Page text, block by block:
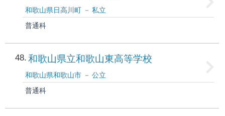
和歌山県日高川町
私立
普通科
48 和歌山県立和歌山東高等学校
和歌山県和歌山市
公立
普通科